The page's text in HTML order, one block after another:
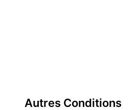
Autres Conditions